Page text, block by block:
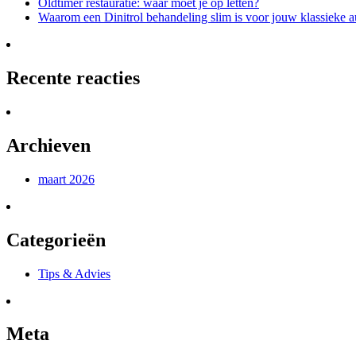
Oldtimer restauratie: waar moet je op letten?
Waarom een Dinitrol behandeling slim is voor jouw klassieke
Recente reacties
Archieven
maart 2026
Categorieën
Tips & Advies
Meta